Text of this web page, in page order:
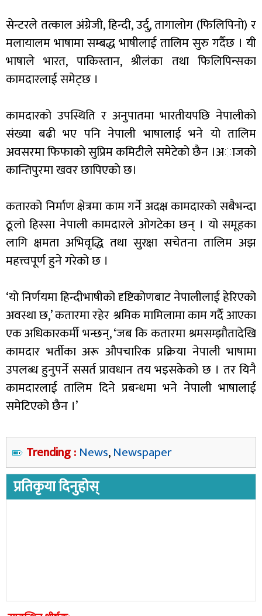
सेन्टरले तत्काल अंग्रेजी, हिन्दी, उर्दु, तागालोग (फिलिपिनो) र
मलायालम भाषामा सम्बद्ध भाषीलाई तालिम सुरु गर्दैछ । यी
भाषाले भारत, पाकिस्तान, श्रीलंका तथा फिलिपिन्सका
कामदारलाई समेट्छ ।
कामदारको उपस्थिति र अनुपातमा भारतीयपछि नेपालीको
संख्या बढी भए पनि नेपाली भाषालाई भने यो तालिम
अवसरमा फिफाको सुप्रिम कमिटीले समेटेको छैन ।अाजकाे
कान्तिपुरमा खवर छापिएकाे छ।
कतारको निर्माण क्षेत्रमा काम गर्ने अदक्ष कामदारको सबैभन्दा
ठूलो हिस्सा नेपाली कामदारले ओगटेका छन् । यो समूहका
लागि क्षमता अभिवृद्धि तथा सुरक्षा सचेतना तालिम अझ
महत्त्वपूर्ण हुने गरेको छ ।
‘यो निर्णयमा हिन्दीभाषीको दृष्टिकोणबाट नेपालीलाई हेरिएको
अवस्था छ,’ कतारमा रहेर श्रमिक मामिलामा काम गर्दै आएका
एक अधिकारकर्मी भन्छन्, ‘जब कि कतारमा श्रमसम्झौतादेखि
कामदार भर्तीका अरू औपचारिक प्रक्रिया नेपाली भाषामा
उपलब्ध हुनुपर्ने ससर्त प्रावधान तय भइसकेको छ । तर यिनै
कामदारलाई तालिम दिने प्रबन्धमा भने नेपाली भाषालाई
समेटिएको छैन ।’
Trending : News,Newspaper
प्रतिकृया दिनुहोस्